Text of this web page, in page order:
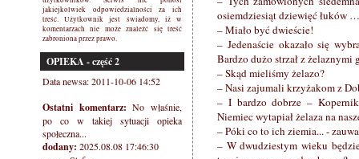
jakiejkolwiek odpowiedzialności za ich
treść. Użytkownik jest świadomy, iż w
komentarzach nie może znaleźć się treść
zabroniona przez prawo.
OPIEKA - część 2
Data newsa: 2011-10-06 14:52
Ostatni komentarz: No właśnie,
po co w takiej sytuacji opieka
społeczna...
dodany: 2025.08.08 17:46:30
osiemdziesiąt dziewięć łuków
– Miało być dwieście!
– Jedenaście okazało się
Bardzo dużo strzał z żelaznymi
– Skąd mieliśmy żelazo?
– Nasi zajumali krzyżakom z
– I bardzo dobrze –
Niemiec wytapiał żelaza na
– Póki co to ich ziemia... -
– W dwudziestym wieku